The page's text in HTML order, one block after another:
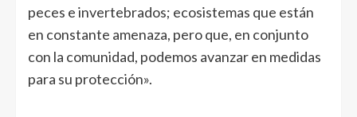
peces e invertebrados; ecosistemas que están
en constante amenaza, pero que, en conjunto
con la comunidad, podemos avanzar en medidas
para su protección».